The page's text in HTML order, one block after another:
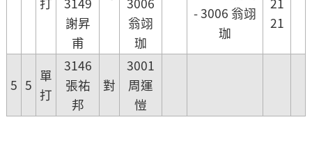
謝昇
甫
翁翊
珈
- 3006 翁翊
珈
21
5 5
單
打
3146
張祐
邦
對
3001
周運
愷